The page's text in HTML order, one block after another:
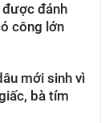
được đánh
công lớn
mới sinh vì
bà tím